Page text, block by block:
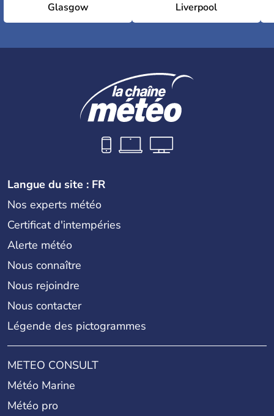
Glasgow Liverpool
Langue du site : FR
Nos experts météo
Certificat d'intempéries
Alerte météo
Nous connaître
Nous rejoindre
Nous contacter
Légende des pictogrammes
METEO CONSULT
Météo Marine
Météo pro